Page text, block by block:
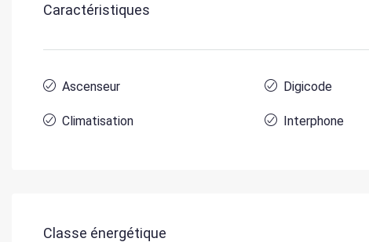
Caractéristiques
Ascenseur
Climatisation
Digicode
Interphone
Classe énergétique